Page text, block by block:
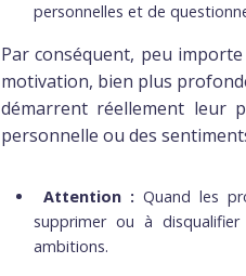
personnelles et de
Par conséquent, peu
motivation, bien plus
démarrent réellement leur
personnelle ou des
Attention : Quand les
supprimer ou à
ambitions.